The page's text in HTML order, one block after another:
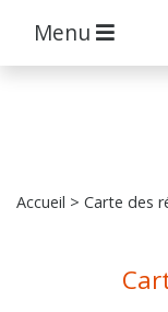
Menu
Accueil > Carte des